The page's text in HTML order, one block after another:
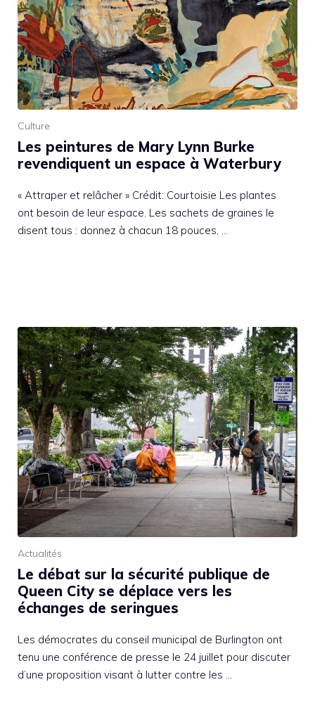
Culture
Les peintures de Mary Lynn Burke
revendiquent un espace à Waterbury
« Attraper et relâcher » Crédit: Courtoisie Les plantes
ont besoin de leur espace. Les sachets de graines le
disent tous : donnez à chacun 18 pouces, …
Actualités
Le débat sur la sécurité publique de
Queen City se déplace vers les
échanges de seringues
Les démocrates du conseil municipal de Burlington ont
tenu une conférence de presse le 24 juillet pour discuter
d’une proposition visant à lutter contre les …